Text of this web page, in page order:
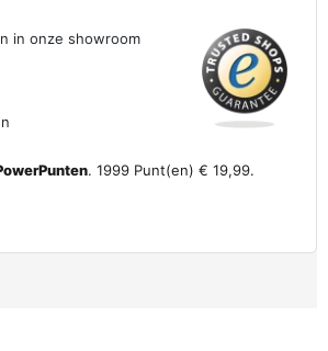
in onze showroom
. 1999 Punt(en) € 19,99.